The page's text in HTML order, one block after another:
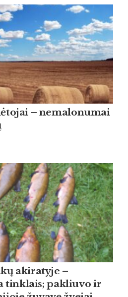
– nemalonumai
akiratyje –
tinklais; pakliuvo ir